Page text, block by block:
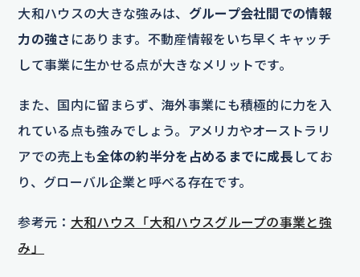
大和ハウスの大きな強みは、 グループ会社間での情報
力の強さ にあります。不動産情報をいち早くキャッチ
して事業に生かせる点が大きなメリットです。
また、国内に留まらず、海外事業にも積極的に力を入
れている点も強みでしょう。アメリカやオーストラリ
アでの売上も全体の約半分を占めるまでに成長 してお
り、グローバル企業と呼べる存在です。
参考元： 大和ハウス「大和ハウスグループの事業と強
み」